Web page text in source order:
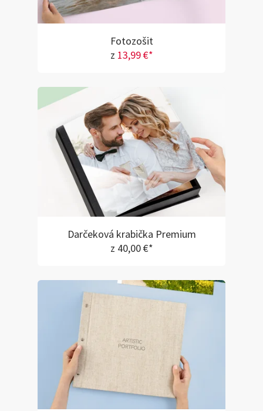
Fotozošit
z 13,99 €*
Darčeková krabička Premium
z 40,00 €*